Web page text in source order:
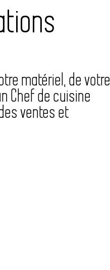
matériel, de votre
Chef de cuisine
ventes et